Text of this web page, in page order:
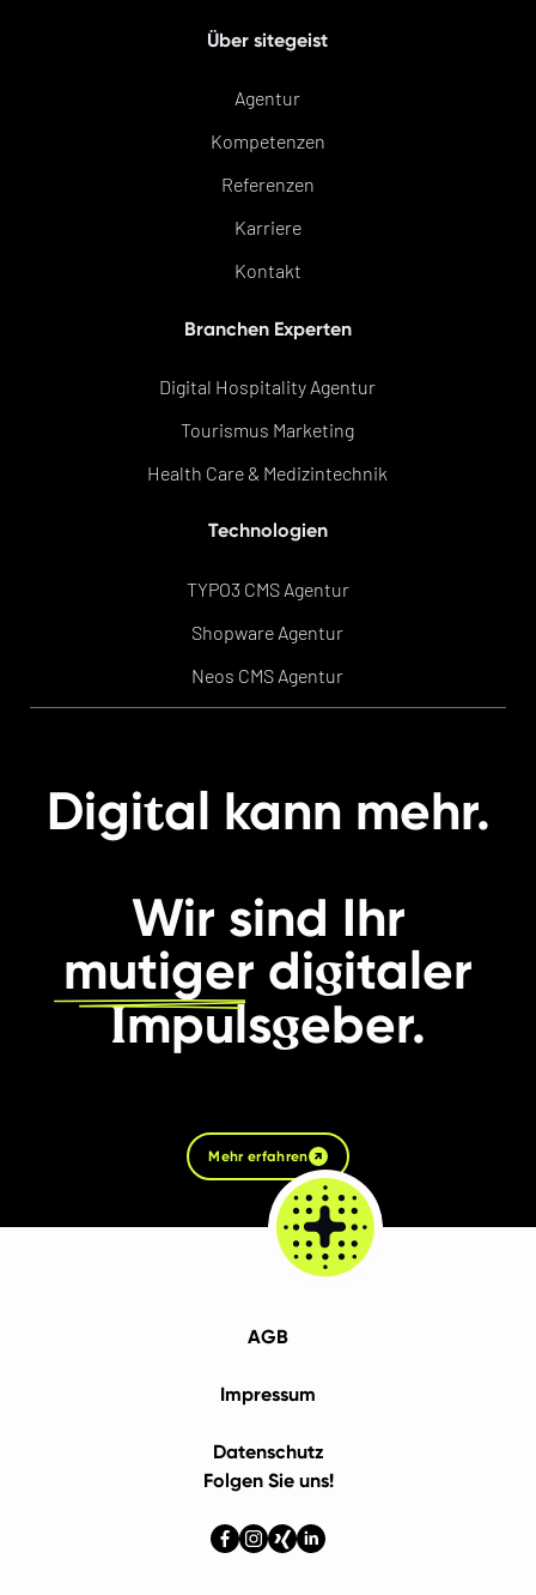
Über sitegeist
Agentur
Kompetenzen
Referenzen
Karriere
Kontakt
Branchen Experten
Digital Hospitality Agentur
Tourismus Marketing
Health Care & Medizintechnik
Technologien
TYPO3 CMS Agentur
Shopware Agentur
Neos CMS Agentur
Digital kann mehr.
Wir sind Ihr
mutiger digitaler
Impulsgeber.
Mehr erfahren
AGB
Impressum
Datenschutz
Folgen Sie uns!